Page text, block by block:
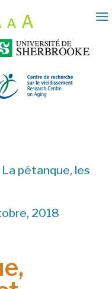
A A
La pétanque, les
2018